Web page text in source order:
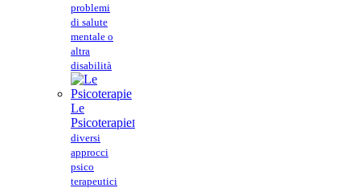
problemi
di salute
mentale o
altra
disabilità
Le
PsicoterapieI
diversi
approcci
psico
terapeutici